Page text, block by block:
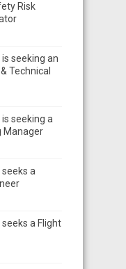
Risk
seeking an
Technical
seeking a
Manager
a
a Flight